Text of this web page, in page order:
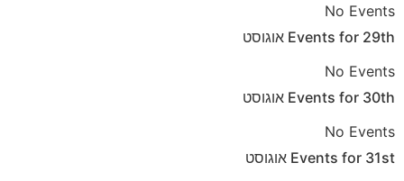
No Events
Events for 29th
אוגוסט
No Events
Events for 30th
אוגוסט
No Events
Events for 31st
אוגוסט